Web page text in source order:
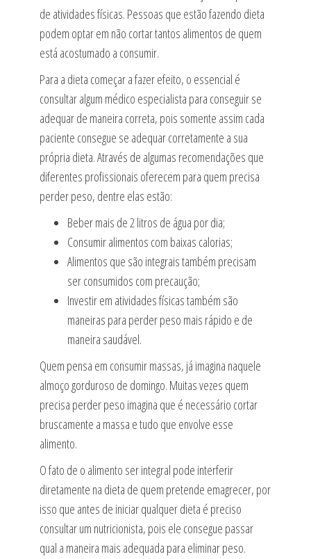
de atividades físicas. Pessoas que estão fazendo dieta
podem optar em não cortar tantos alimentos de quem
está acostumado a consumir.
Para a dieta começar a fazer efeito, o essencial é
consultar algum médico especialista para conseguir se
adequar de maneira correta, pois somente assim cada
paciente consegue se adequar corretamente a sua
própria dieta. Através de algumas recomendações que
diferentes profissionais oferecem para quem precisa
perder peso, dentre elas estão:
Beber mais de 2 litros de água por dia;
Consumir alimentos com baixas calorias;
Alimentos que são integrais também precisam
ser consumidos com precaução;
Investir em atividades físicas também são
maneiras para perder peso mais rápido e de
maneira saudável.
Quem pensa em consumir massas, já imagina naquele
almoço gorduroso de domingo. Muitas vezes quem
precisa perder peso imagina que é necessário cortar
bruscamente a massa e tudo que envolve esse
alimento.
O fato de o alimento ser integral pode interferir
diretamente na dieta de quem pretende emagrecer, por
isso que antes de iniciar qualquer dieta é preciso
consultar um nutricionista, pois ele consegue passar
qual a maneira mais adequada para eliminar peso.